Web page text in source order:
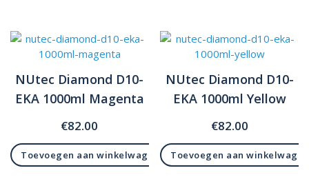
NUtec Diamond D10-
EKA 1000ml Magenta
€82.00
Toevoegen aan winkelwagen
NUtec Diamond D10-
EKA 1000ml Yellow
€82.00
Toevoegen aan winkelwagen